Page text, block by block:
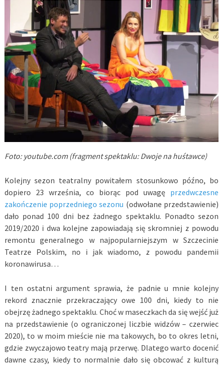
Foto: youtube.com (fragment spektaklu: Dwoje na huśtawce)
Kolejny sezon teatralny powitałem stosunkowo późno, bo
dopiero 23 września, co biorąc pod uwagę przedwczesne
zakończenie poprzedniego sezonu (odwołane przedstawienie)
dało ponad 100 dni bez żadnego spektaklu. Ponadto sezon
2019/2020 i dwa kolejne zapowiadają się skromniej z powodu
remontu generalnego w najpopularniejszym w Szczecinie
Teatrze Polskim, no i jak wiadomo, z powodu pandemii
koronawirusa…
I ten ostatni argument sprawia, że padnie u mnie kolejny
rekord znacznie przekraczający owe 100 dni, kiedy to nie
obejrzę żadnego spektaklu. Choć w maseczkach da się wejść już
na przedstawienie (o ograniczonej liczbie widzów – czerwiec
2020), to w moim mieście nie ma takowych, bo to okres letni,
gdzie zwyczajowo teatry mają przerwę. Dlatego warto docenić
dawne czasy, kiedy to normalnie dało się obcować z kulturą